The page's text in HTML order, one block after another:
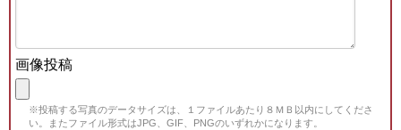
画像投稿
※投稿する写真のデータサイズは、１ファイルあたり８ＭＢ以内にしてくださ
い。またファイル形式はJPG、GIF、PNGのいずれかになります。